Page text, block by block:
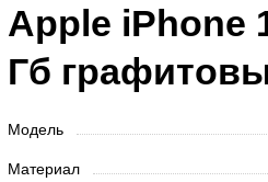
Apple iPhone
Гб
Модель
Материал